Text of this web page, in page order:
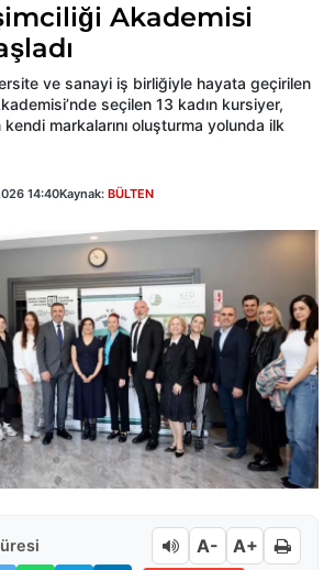
Akademisi
ve sanayi iş birliğiyle hayata geçirilen
seçilen 13 kadın kursiyer,
markalarını oluşturma yolunda ilk
14:40Kaynak: BÜLTEN
A- A+